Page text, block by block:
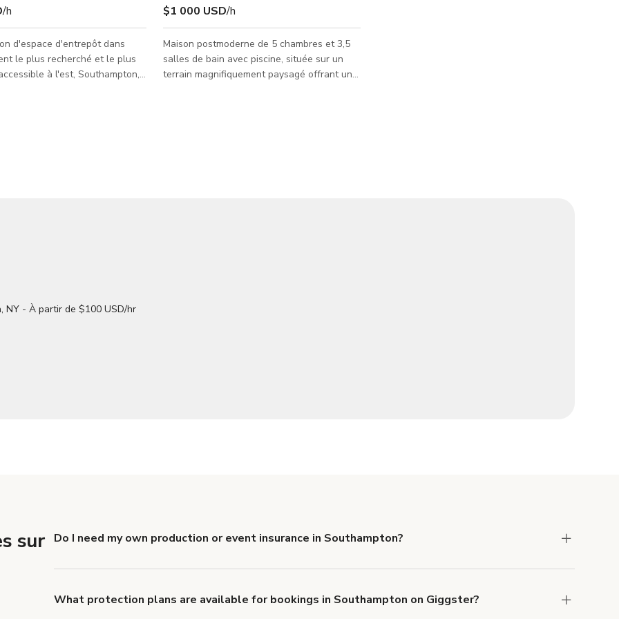
/h
d'espace d'entrepôt dans
le plus recherché et le plus
à l'est, Southampton,
$1 000 USD/h
Maison postmoderne de 5 chambres et 3,5
salles de bain avec piscine, située sur un
terrain magnifiquement paysagé offrant une
sur
Do I need my own production or event insurance in Southampton?
What protection plans are available for bookings in Southampton on Giggster?